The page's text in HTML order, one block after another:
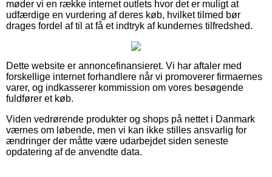
møder vi en række internet outlets hvor det er muligt at
udfærdige en vurdering af deres køb, hvilket tilmed bør
drages fordel af til at få et indtryk af kundernes tilfredshed.
Dette website er annoncefinansieret. Vi har aftaler med
forskellige internet forhandlere når vi promoverer firmaernes
varer, og indkasserer kommission om vores besøgende
fuldfører et køb.
Viden vedrørende produkter og shops på nettet i Danmark
værnes om løbende, men vi kan ikke stilles ansvarlig for
ændringer der måtte være udarbejdet siden seneste
opdatering af de anvendte data.